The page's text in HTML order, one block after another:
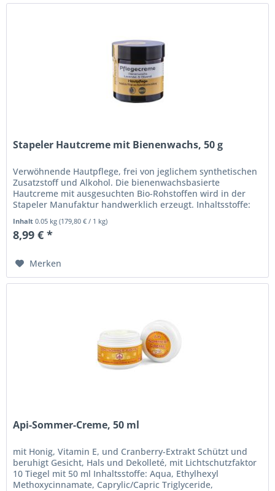
Stapeler Hautcreme mit Bienenwachs, 50 g
Verwöhnende Hautpflege, frei von jeglichem synthetischen
Zusatzstoff und Alkohol. Die bienenwachsbasierte
Hautcreme mit ausgesuchten Bio-Rohstoffen wird in der
Stapeler Manufaktur handwerklich erzeugt. Inhaltsstoffe:
Inhalt0.05 kg(179,80 € / 1 kg)
8,99 € *
Merken
Api-Sommer-Creme, 50 ml
mit Honig, Vitamin E, und Cranberry-Extrakt Schützt und
beruhigt Gesicht, Hals und Dekolleté, mit Lichtschutzfaktor
10 Tiegel mit 50 ml Inhaltsstoffe: Aqua, Ethylhexyl
Methoxycinnamate, Caprylic/Capric Triglyceride,